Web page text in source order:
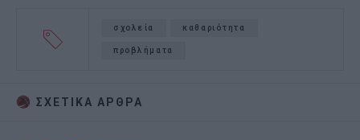
σχολεία καθαριότητα
προβλήματα
ΣΧΕΤΙΚA AΡΘΡΑ